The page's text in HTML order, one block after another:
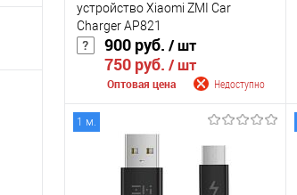
устройство Xiaomi ZMI Car
Charger AP821
900 руб. / шт
750 руб. / шт
Оптовая цена Недоступно
Сообщить о поступлении
К сравнению
1 м.